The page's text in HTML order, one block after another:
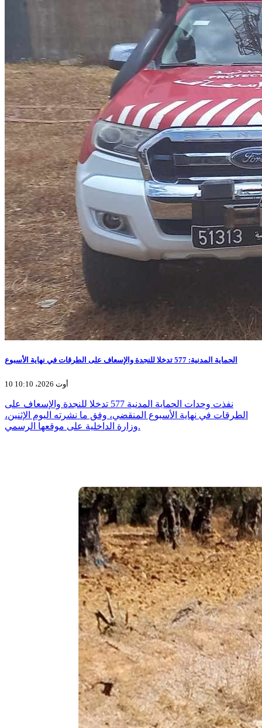
الحماية المدنية: 577 تدخلا للنجدة والإسعاف على الطرقات في نهاية الأسبوع
10 أوت 2026، 10:10
نفذت وحدات الحماية المدنية 577 تدخلا للنجدة والإسعاف على
الطرقات في نهاية الأسبوع المنقضي، وفق ما نشرته اليوم الإثنين،
وزارة الداخلية على موقعها الرسمي.